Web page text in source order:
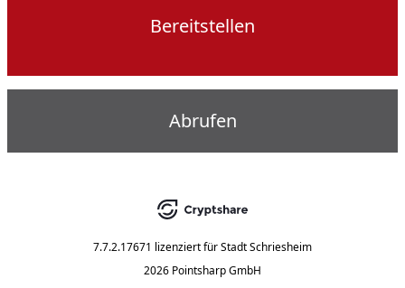
Bereitstellen
Abrufen
7.7.2.17671 lizenziert fürStadt Schriesheim
2026 Pointsharp GmbH